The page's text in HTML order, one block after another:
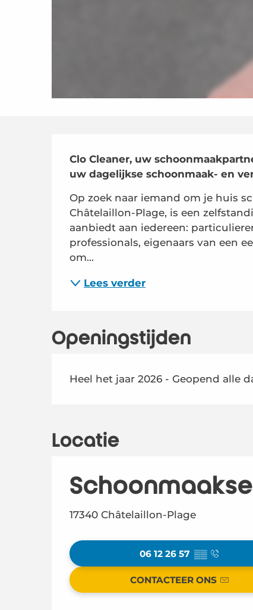
Beschrijving
Clo Cleaner, uw
uw dagelijkse schoonmaak- en
Op zoek naar iemand om je huis
Châtelaillon-Plage, is een
aanbiedt aan iedereen:
professionals, eigenaars van een
om...
Lees verder
Openingstijden
Heel het jaar 2026 - Geopend alle
Locatie
17340 Châtelaillon-Plage
06 12 26 57 ▒▒
CONTACTEER ONS